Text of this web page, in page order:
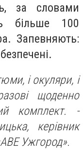
за словами
більше 100
Запевняють:
і окуляри, і
щоденно
комплект. -
керівник
Ужгород».